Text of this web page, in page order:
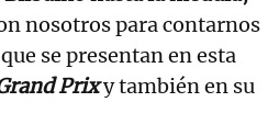
nosotros para contarnos
se presentan en esta
Prixy también en su